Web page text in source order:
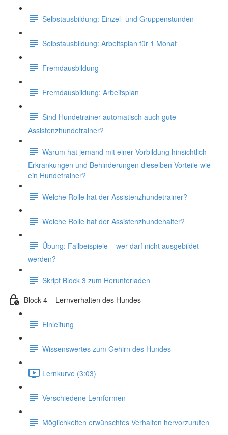
Selbstausbildung: Einzel- und Gruppenstunden
Selbstausbildung: Arbeitsplan für 1 Monat
Fremdausbildung
Fremdausbildung: Arbeitsplan
Sind Hundetrainer automatisch auch gute
Assistenzhundetrainer?
Warum hat jemand mit einer Vorbildung hinsichtlich
Erkrankungen und Behinderungen dieselben Vorteile wie
ein Hundetrainer?
Welche Rolle hat der Assistenzhundetrainer?
Welche Rolle hat der Assistenzhundehalter?
Übung: Fallbeispiele – wer darf nicht ausgebildet
werden?
Skript Block 3 zum Herunterladen
Block 4 – Lernverhalten des Hundes
Einleitung
Wissenswertes zum Gehirn des Hundes
Lernkurve (3:03)
Verschiedene Lernformen
Möglichkeiten erwünschtes Verhalten hervorzurufen